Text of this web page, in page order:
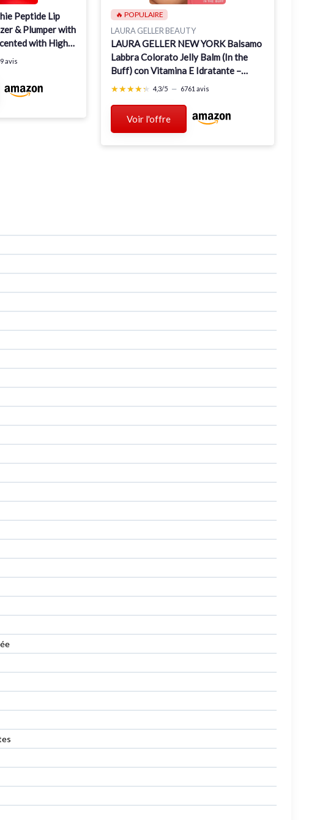
Peptide Lip
& Plumper with
with High
avis
🔥 POPULAIRE
LAURA GELLER BEAUTY
LAURA GELLER NEW YORK Balsamo
Labbra Colorato Jelly Balm (In the
Buff) con Vitamina E Idratante –
Finish Semi-Lucido, Balsamo Lucida
Morbide e Brillanti 01 In the Buff
★★★★★
★★★★★ 4,3/5 — 6761 avis
Voir l'offre